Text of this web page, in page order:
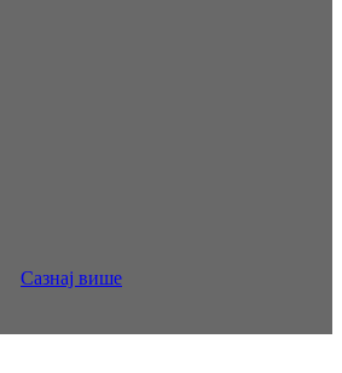
Сазнај више